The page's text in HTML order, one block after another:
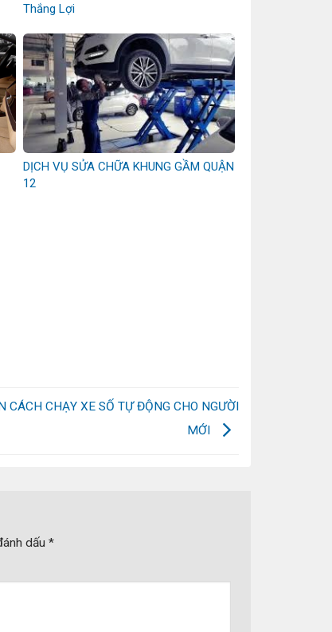
Thắng Lợi
DỊCH VỤ SỬA CHỮA KHUNG GẦM QUẬN
12
CÁCH CHẠY XE SỐ TỰ ĐỘNG CHO NGƯỜI
MỚI
dấu *